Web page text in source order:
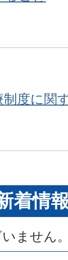
度に関
着情
ません